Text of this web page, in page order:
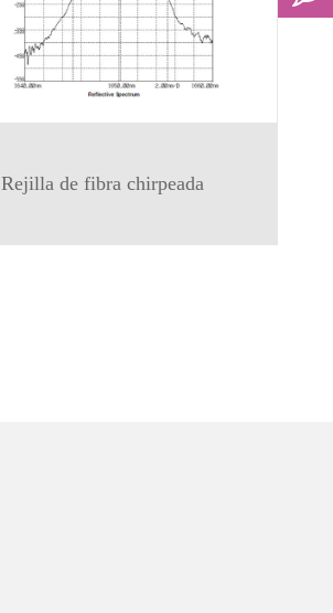
Rejilla de fibra chirpeada